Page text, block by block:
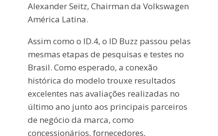
Alexander Seitz, Chairman da Volkswagen
América Latina.
Assim como o ID.4, o ID Buzz passou pelas
mesmas etapas de pesquisas e testes no
Brasil. Como esperado, a conexão
histórica do modelo trouxe resultados
excelentes nas avaliações realizadas no
último ano junto aos principais parceiros
de negócio da marca, como
concessionários, fornecedores,